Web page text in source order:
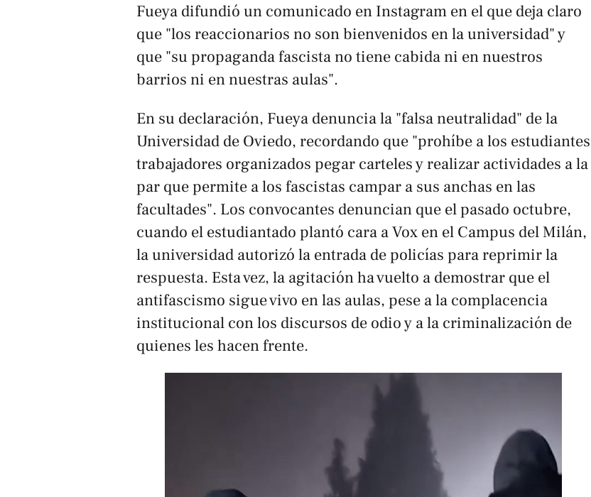
Fueya difundió un comunicado en Instagram en el que deja claro
que "los reaccionarios no son bienvenidos en la universidad" y
que "su propaganda fascista no tiene cabida ni en nuestros
barrios ni en nuestras aulas".
En su declaración, Fueya denuncia la "falsa neutralidad" de la
Universidad de Oviedo, recordando que "prohíbe a los estudiantes
trabajadores organizados pegar carteles y realizar actividades a la
par que permite a los fascistas campar a sus anchas en las
facultades". Los convocantes denuncian que el pasado octubre,
cuando el estudiantado plantó cara a Vox en el Campus del Milán,
la universidad autorizó la entrada de policías para reprimir la
respuesta. Esta vez, la agitación ha vuelto a demostrar que el
antifascismo sigue vivo en las aulas, pese a la complacencia
institucional con los discursos de odio y a la criminalización de
quienes les hacen frente.